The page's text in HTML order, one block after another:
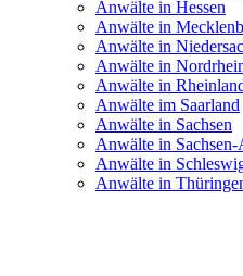
Anwälte in Hessen
Anwälte in
Anwälte in
Anwälte in
Anwälte in
Anwälte im Saarland
Anwälte in Sachsen
Anwälte in
Anwälte in
Anwälte in